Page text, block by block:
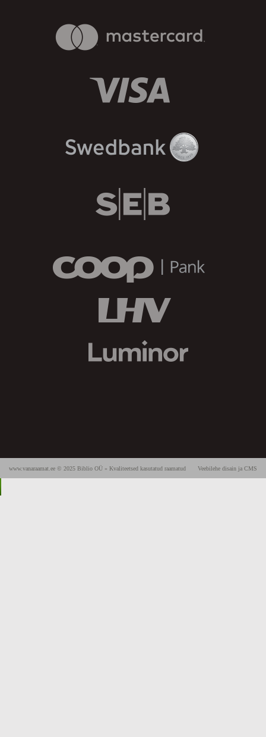
Veebilehe disain ja CMS
www.vanaraamat.ee © 2025 Biblio OÜ » Kvaliteetsed kasutatud raamatud